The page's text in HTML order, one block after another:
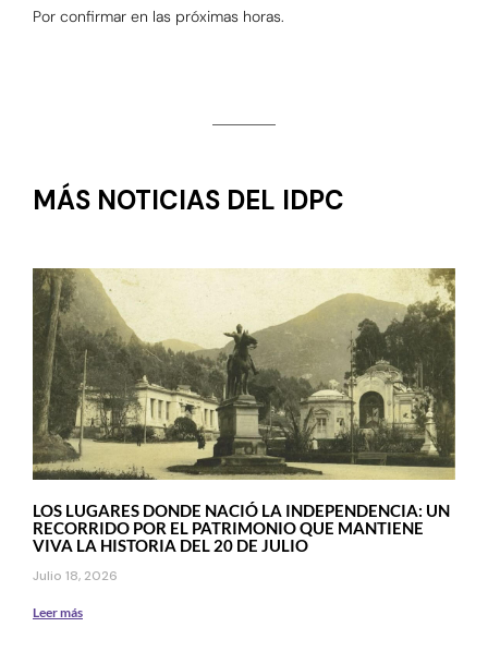
Por confirmar en las próximas horas.
MÁS NOTICIAS DEL IDPC
LOS LUGARES DONDE NACIÓ LA INDEPENDENCIA: UN
RECORRIDO POR EL PATRIMONIO QUE MANTIENE
VIVA LA HISTORIA DEL 20 DE JULIO
Julio 18, 2026
Leer más